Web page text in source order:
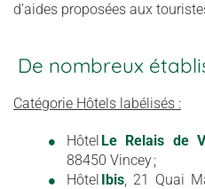
d’aides proposées aux
De nombreux
Catégorie Hôtels labélisés :
Hôtel Le Relais de
88450 Vincey ;
Hôtel Ibis, 21 Quai